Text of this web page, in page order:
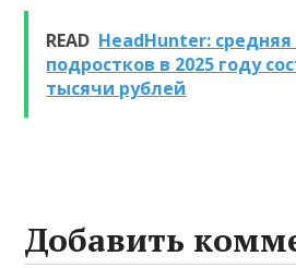
очистке и
промывке котлов
READ HeadHunter:
подростков в 2025 году
тысячи рублей
Добавить